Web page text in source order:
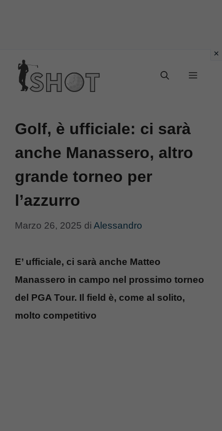
contenuto
Menu
Golf, è ufficiale: ci sarà
anche Manassero, altro
grande torneo per
l’azzurro
Marzo 26, 2025 di Alessandro
E’ ufficiale, ci sarà anche Matteo
Manassero in campo nel prossimo torneo
del PGA Tour. Il field è, come al solito,
molto competitivo